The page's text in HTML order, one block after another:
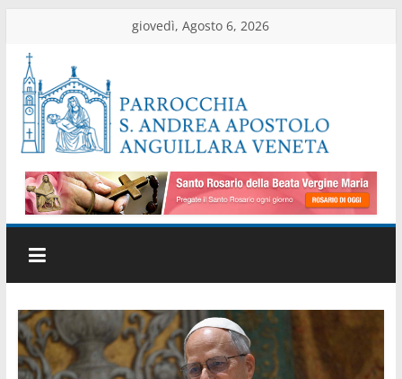
contenuto
giovedì, Agosto 6, 2026
Parrocchia
di
Anguillara
Veneta
Sito
ufficiale
della